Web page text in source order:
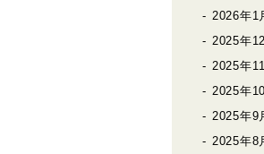
2026年1
2025年
2025年
2025年
2025年9
2025年8